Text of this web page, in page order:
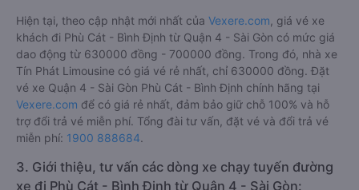
Hiện tại, theo cập nhật mới nhất của Vexere.com , giá vé xe
khách đi Phù Cát - Bình Định từ Quận 4 - Sài Gòn có mức giá
dao động từ 630000 đồng - 700000 đồng. Trong đó, nhà xe
Tín Phát Limousine có giá vé rẻ nhất, chỉ 630000 đồng. Đặt
vé xe Quận 4 - Sài Gòn Phù Cát - Bình Định chính hãng tại
Vexere.com để có giá rẻ nhất, đảm bảo giữ chỗ 100% và hỗ
trợ đổi trả vé miễn phí. Tổng đài tư vấn, đặt vé và đổi trả vé
miễn phí: 1900 888684.
3. Giới thiệu, tư vấn các dòng xe chạy tuyến đường
xe đi Phù Cát - Bình Định từ Quận 4 - Sài Gòn: